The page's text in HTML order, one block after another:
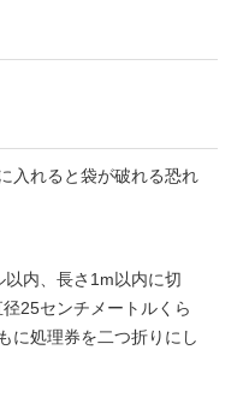
入れると袋が破れる恐れ
内、長さ1m以内に切
25センチメートルくら
に処理券を二つ折りにし